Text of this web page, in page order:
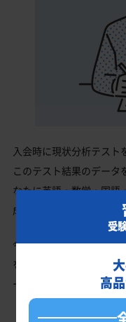
入会時に現状分析テスト
このテスト結果のデー
なたに英語・数学・国語
成します。
今の成績・偏差値から習
を取る、余裕を持って合
ールを明確にします。
受
高